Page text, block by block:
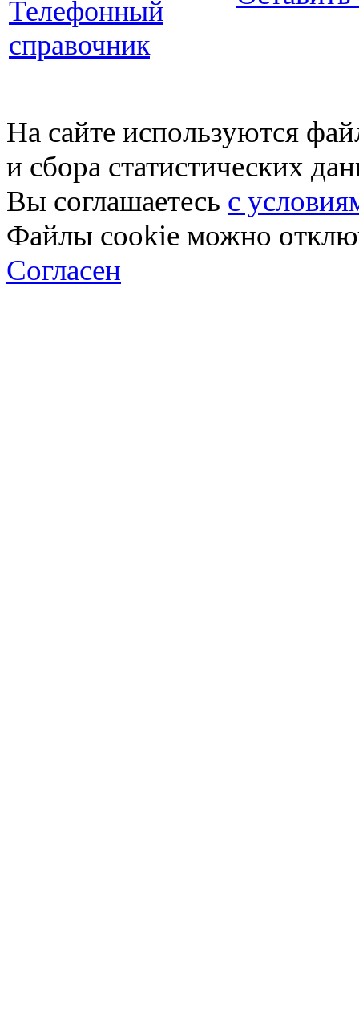
Телефонный
справочник
На сайте используются
и сбора статистических
Вы соглашаетесь с
Файлы cookie можно
Согласен